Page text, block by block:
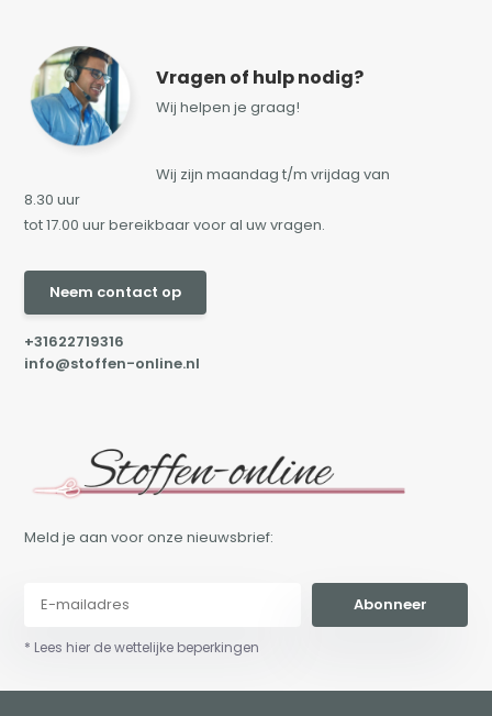
Vragen of hulp nodig?
Wij helpen je graag!
Wij zijn maandag t/m vrijdag van
8.30 uur
tot 17.00 uur bereikbaar voor al uw vragen.
Neem contact op
+31622719316
info@stoffen-online.nl
Meld je aan voor onze nieuwsbrief:
Abonneer
* Lees hier de wettelijke beperkingen